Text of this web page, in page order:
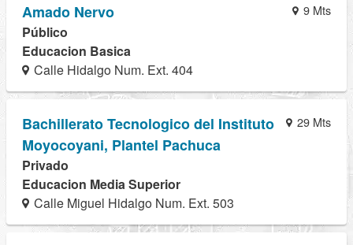
9 Mts
Amado Nervo
Público
Educacion Basica
Calle Hidalgo Num. Ext. 404
29 Mts
Bachillerato Tecnologico del Instituto
Moyocoyani, Plantel Pachuca
Privado
Educacion Media Superior
Calle Miguel Hidalgo Num. Ext. 503